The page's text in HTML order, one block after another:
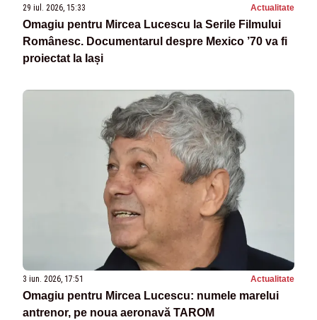
29 iul. 2026, 15:33 Actualitate
Omagiu pentru Mircea Lucescu la Serile Filmului
Românesc. Documentarul despre Mexico ’70 va fi
proiectat la Iași
3 iun. 2026, 17:51 Actualitate
Omagiu pentru Mircea Lucescu: numele marelui
antrenor, pe noua aeronavă TAROM